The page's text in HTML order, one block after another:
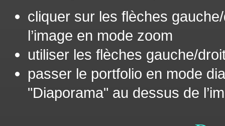
cliquer sur les flèches
l’image en mode zoom
utiliser les flèches gauche/
passer le portfolio en mode
"Diaporama" au dessus de